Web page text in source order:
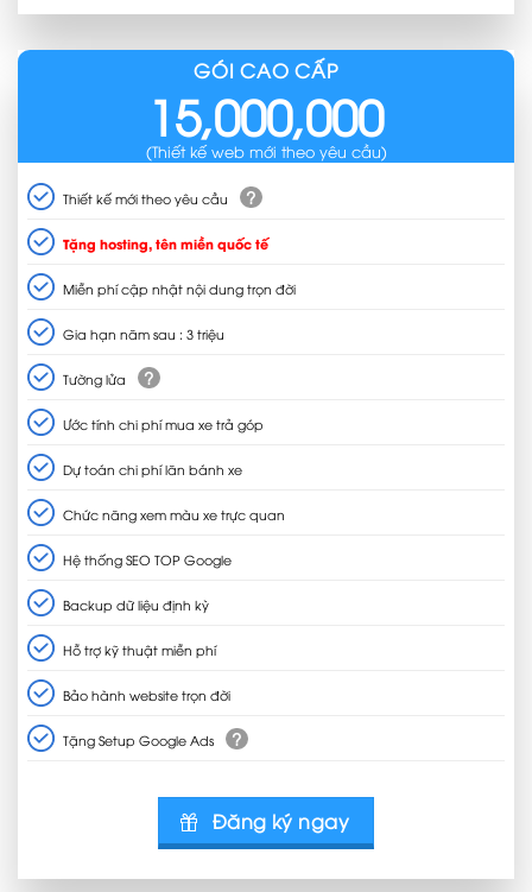
GÓI CAO CẤP
15,000,000
(Thiết kế web mới theo yêu cầu)
Thiết kế mới theo yêu cầu ?
Tặng hosting, tên miền quốc tế
Miễn phí cập nhật nội dung trọn đời
Gia hạn năm sau : 3 triệu
Tường lửa ?
Ước tính chi phí mua xe trả góp
Dự toán chi phí lăn bánh xe
Chức năng xem màu xe trực quan
Hệ thống SEO TOP Google
Backup dữ liệu định kỳ
Hỗ trợ kỹ thuật miễn phí
Bảo hành website trọn đời
Tặng Setup Google Ads ?
Đăng ký ngay